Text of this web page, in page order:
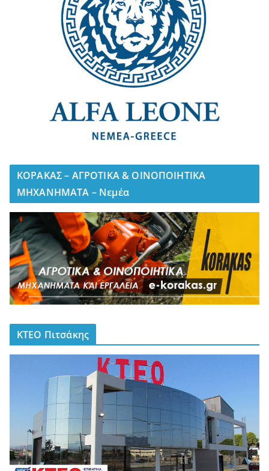
ΚΟΡΑΚΑΣ – ΑΓΡΟΤΙΚΑ & ΟΙΝΟΠΟΙΗΤΙΚΑ
ΜΗΧΑΝΗΜΑΤΑ – Νεμέα
ΚΤΕΟ Πιτσάκης